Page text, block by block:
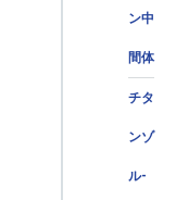
ン中
間体
チタ
ンゾ
ル-